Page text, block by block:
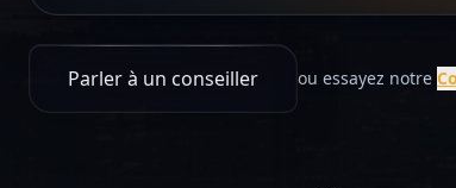
Parler à un conseiller ou essayez notre